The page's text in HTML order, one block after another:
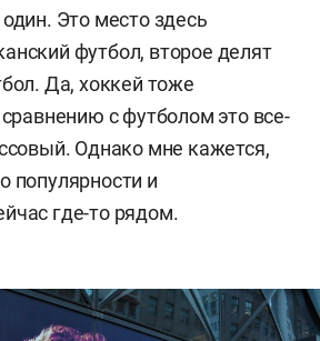
Это место здесь
футбол, второе делят
Да, хоккей тоже
с футболом это все-
Однако мне кажется,
и
где-то рядом.